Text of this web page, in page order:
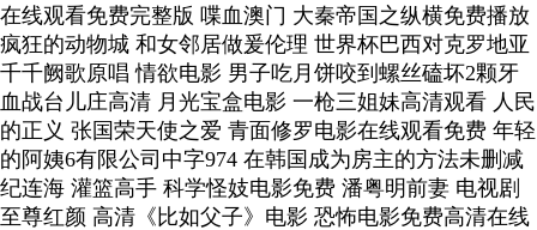
在线观看免费完整版 喋血澳门 大秦帝国之纵横免费播放
疯狂的动物城 和女邻居做爰伦理 世界杯巴西对克罗地亚
千千阙歌原唱 情欲电影 男子吃月饼咬到螺丝磕坏2颗牙
血战台儿庄高清 月光宝盒电影 一枪三姐妹高清观看 人民
的正义 张国荣天使之爱 青面修罗电影在线观看免费 年轻
的阿姨6有限公司中字974 在韩国成为房主的方法未删减
纪连海 灌篮高手 科学怪妓电影免费 潘粤明前妻 电视剧
至尊红颜 高清《比如父子》电影 恐怖电影免费高清在线